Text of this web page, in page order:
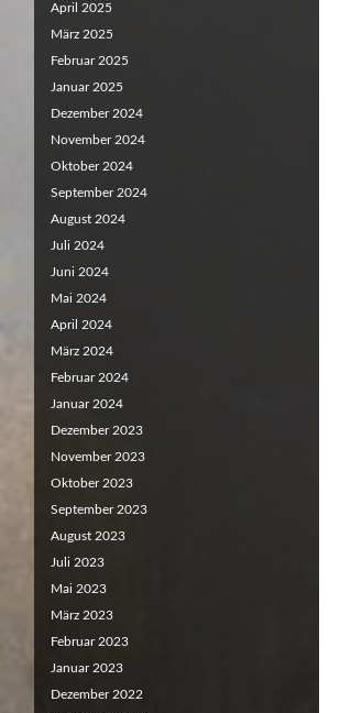
April 2025
März 2025
Februar 2025
Januar 2025
Dezember 2024
November 2024
Oktober 2024
September 2024
August 2024
Juli 2024
Juni 2024
Mai 2024
April 2024
März 2024
Februar 2024
Januar 2024
Dezember 2023
November 2023
Oktober 2023
September 2023
August 2023
Juli 2023
Mai 2023
März 2023
Februar 2023
Januar 2023
Dezember 2022